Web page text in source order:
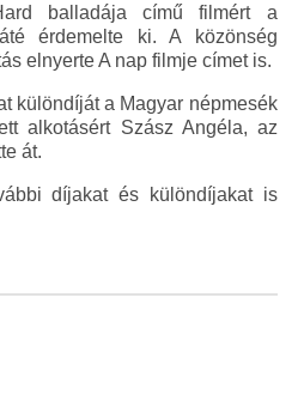
balladája című filmért a
érdemelte ki. A közönség
elnyerte A nap filmje címet is.
különdíját a Magyar népmesék
alkotásért Szász Angéla, az
át.
díjakat és különdíjakat is